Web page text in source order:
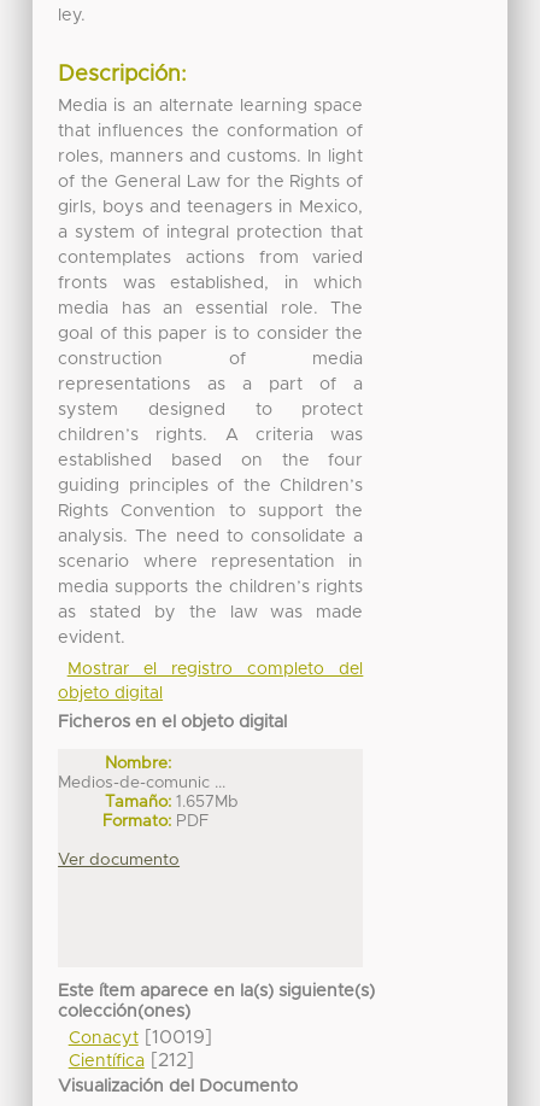
ley.
Descripción:
Media is an alternate learning space
that influences the conformation of
roles, manners and customs. In light
of the General Law for the Rights of
girls, boys and teenagers in Mexico,
a system of integral protection that
contemplates actions from varied
fronts was established, in which
media has an essential role. The
goal of this paper is to consider the
construction of media
representations as a part of a
system designed to protect
children’s rights. A criteria was
established based on the four
guiding principles of the Children’s
Rights Convention to support the
analysis. The need to consolidate a
scenario where representation in
media supports the children’s rights
as stated by the law was made
evident.
Mostrar el registro completo del
objeto digital
Ficheros en el objeto digital
Nombre:
Medios-de-comunic ...
Tamaño: 1.657Mb
Formato: PDF
Ver documento
Este ítem aparece en la(s) siguiente(s)
colección(ones)
Conacyt[10019]
Científica[212]
Visualización del Documento